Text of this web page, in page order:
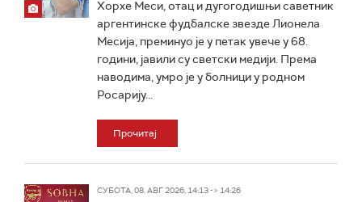
Хорхе Меси, отац и дугогодишњи саветник
аргентинске фудбалске звезде Лионела
Месија, преминуо је у петак увече у 68.
години, јавили су светски медији. Према
наводима, умро је у болници у родном
Росарију...
Прочитај
СУБОТА, 08. АВГ 2026, 14:13 -> 14:26